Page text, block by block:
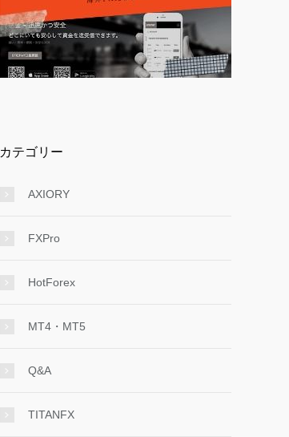
カテゴリー
AXIORY
FXPro
HotForex
MT4・MT5
Q&A
TITANFX